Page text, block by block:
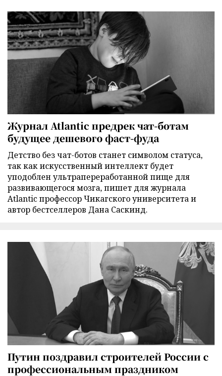
Журнал Atlantic предрек чат-ботам
будущее дешевого фаст-фуда
Детство без чат-ботов станет символом статуса,
так как искусственный интеллект будет
уподоблен ультрапереработанной пище для
развивающегося мозга, пишет для журнала
Atlantic профессор Чикагского университета и
автор бестселлеров Дана Саскинд.
Путин поздравил строителей России с
профессиональным праздником